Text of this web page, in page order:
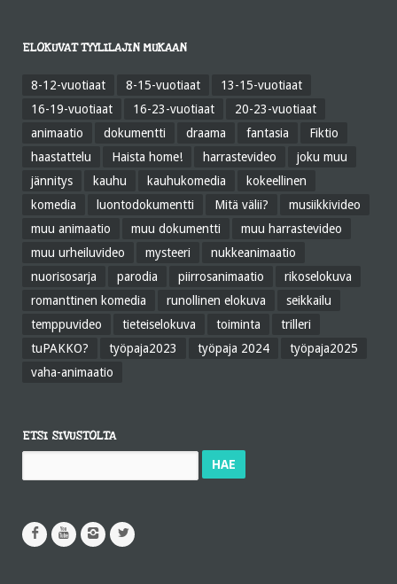
ELOKUVAT TYYLILAJIN MUKAAN
8-12-vuotiaat 8-15-vuotiaat
13-15-vuotiaat
16-19-vuotiaat
16-23-vuotiaat
20-23-vuotiaat
animaatio
dokumentti draama fantasia
Fiktio
haastattelu
Haista home! harrastevideo
joku muu
jännitys
kauhu kauhukomedia
kokeellinen
komedia
luontodokumentti Mitä välii?
musiikkivideo
muu animaatio
muu dokumentti
muu harrastevideo
muu urheiluvideo
mysteeri
nukkeanimaatio
nuorisosarja
parodia piirrosanimaatio
rikoselokuva
romanttinen komedia
runollinen elokuva
seikkailu
temppuvideo
tieteiselokuva toiminta
trilleri
tuPAKKO?
työpaja2023 työpaja 2024
työpaja2025
vaha-animaatio
ETSI SIVUSTOLTA